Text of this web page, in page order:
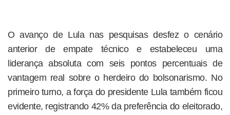
O avanço de Lula nas pesquisas desfez o cenário
anterior de empate técnico e estabeleceu uma
liderança absoluta com seis pontos percentuais de
vantagem real sobre o herdeiro do bolsonarismo. No
primeiro turno, a força do presidente Lula também ficou
evidente, registrando 42% da preferência do eleitorado,